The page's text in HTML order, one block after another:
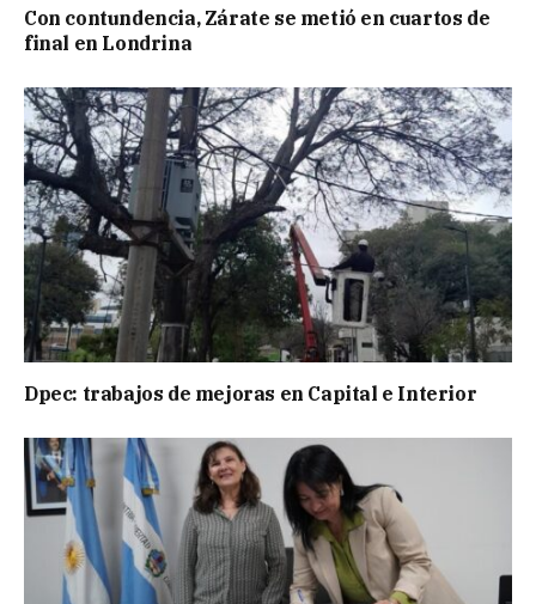
Con contundencia, Zárate se metió en cuartos de
final en Londrina
Dpec: trabajos de mejoras en Capital e Interior